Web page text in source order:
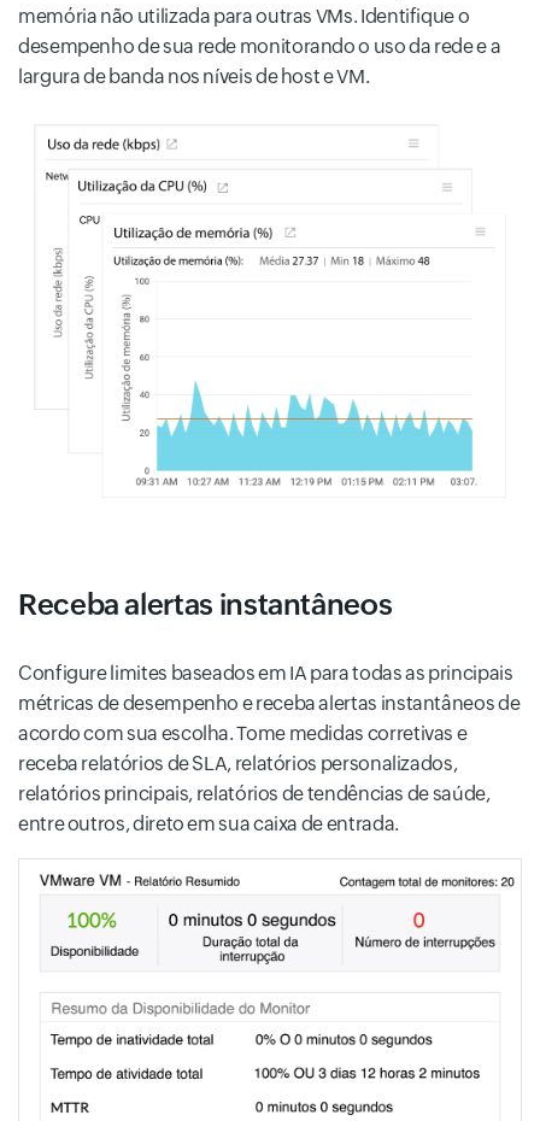
memória não utilizada para outras VMs. Identifique o
desempenho de sua rede monitorando o uso da rede e a
largura de banda nos níveis de host e VM.
Receba alertas instantâneos
Configure limites baseados em IA para todas as principais
métricas de desempenho e receba alertas instantâneos de
acordo com sua escolha. Tome medidas corretivas e
receba relatórios de SLA, relatórios personalizados,
relatórios principais, relatórios de tendências de saúde,
entre outros, direto em sua caixa de entrada.